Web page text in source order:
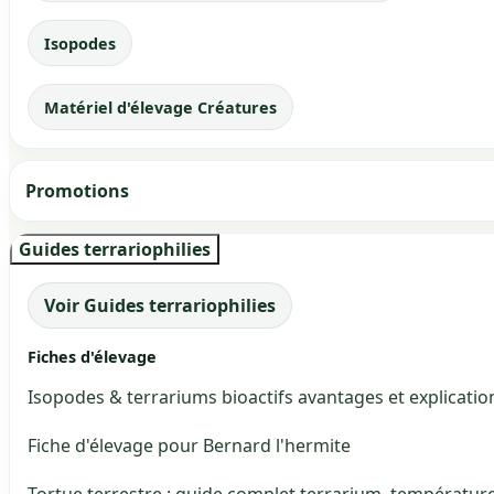
Isopodes
Matériel d'élevage Créatures
Promotions
Guides terrariophilies
Voir Guides terrariophilies
Fiches d'élevage
Isopodes & terrariums bioactifs avantages et
Fiche d'élevage pour Bernard l'hermite